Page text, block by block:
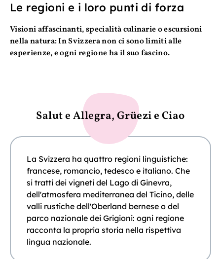
Le regioni e i loro punti di forza
Visioni affascinanti, specialità culinarie o escursioni
nella natura: In Svizzera non ci sono limiti alle
esperienze, e ogni regione ha il suo fascino.
Salut e Allegra, Grüezi e Ciao
La Svizzera ha quattro regioni linguistiche:
francese, romancio, tedesco e italiano. Che
si tratti dei vigneti del Lago di Ginevra,
dell'atmosfera mediterranea del Ticino, delle
valli rustiche dell'Oberland bernese o del
parco nazionale dei Grigioni: ogni regione
racconta la propria storia nella rispettiva
lingua nazionale.